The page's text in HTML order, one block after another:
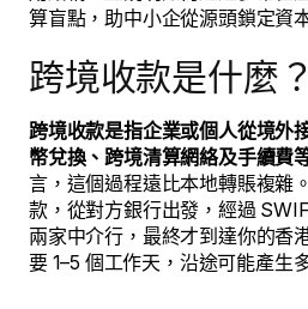
算盲點，助中小企從源頭鎖定資
跨境收款是什麼？
跨境收款是指企業或個人從境外
幣兌換、跨境清算網絡及手續費
言，這個過程遠比本地轉賬複雜
款，從對方銀行出發，經過
兩家中介行，最終才到達你的香
要 1–5 個工作天，沿途可能產生